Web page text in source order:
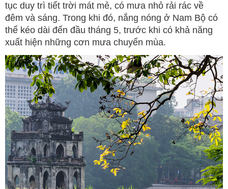
tục duy trì tiết trời mát mẻ, có mưa nhỏ rải rác về
đêm và sáng. Trong khi đó, nắng nóng ở Nam Bộ có
thể kéo dài đến đầu tháng 5, trước khi có khả năng
xuất hiện những cơn mưa chuyển mùa.